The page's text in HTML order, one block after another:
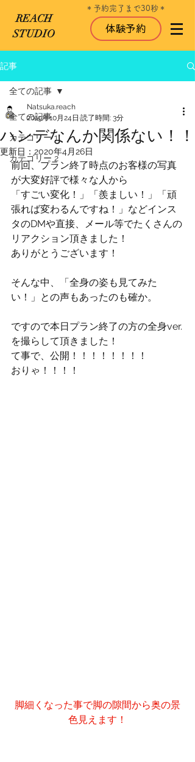
REACH
STUDIO
体験予約
＊​予約完了まで30秒＊
記事
全ての記事
カテゴリー 1
カテゴリー 2
全ての記事
ハンデなんか関係ない！！
Natsuka.reach
2019年10月24日 読了時間: 3分
更新日： 2020年4月26日
前回、プラン終了時点のお客様の写真
が大変好評で様々な人から
「すごい変化！」「羨ましい！」「頑
張れば変わるんですね！」などインス
タのDMや直接、メール等でたくさんの
リアクション頂きました！
ありがとうございます！
そんな中、「全身の姿も見てみた
い！」との声もあったのも確か。
ですので本日プラン終了の方の全身ver.
を撮らして頂きました！
て事で、公開！！！！！！！！
おりゃ！！！！
脚細くなった事で脚の隙間から奥の景
色見えます！